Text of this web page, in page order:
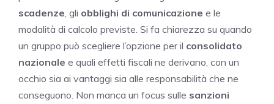
scadenze , gli obblighi di comunicazione e le
modalità di calcolo previste. Si fa chiarezza su quando
un gruppo può scegliere l’opzione per il consolidato
nazionale e quali effetti fiscali ne derivano, con un
occhio sia ai vantaggi sia alle responsabilità che ne
conseguono. Non manca un focus sulle sanzioni